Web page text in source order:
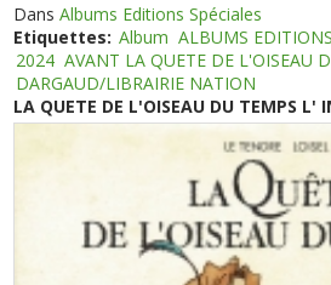
DansAlbums Editions Spéciales
Etiquettes: Album ALBUMS
2024 AVANT LA QUETE DE L'OISEAU
DARGAUD/LIBRAIRIE NATION
LA QUETE DE L'OISEAU DU TEMPS L'